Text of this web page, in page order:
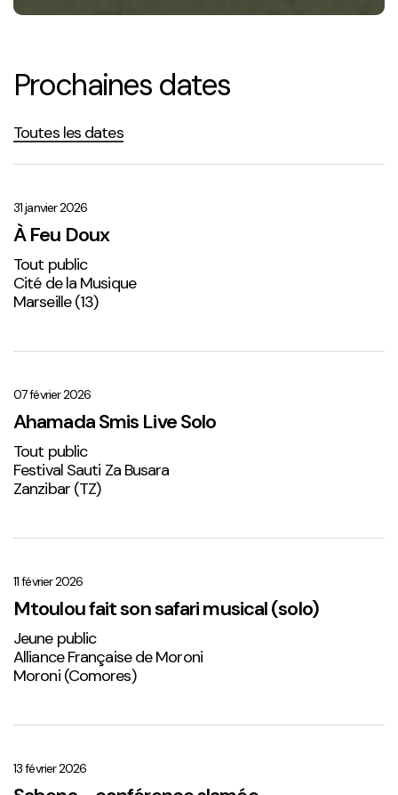
Prochaines dates
Toutes les dates
Doux
31 janvier 2026
À Feu Doux
Tout public
Cité de la Musique
Marseille (13)
Live
Solo
1
07 février 2026
Ahamada Smis Live Solo
Tout public
Festival Sauti Za Busara
Zanzibar (TZ)
son
safari
musical
(solo)
11 février 2026
Mtoulou fait son safari musical (solo)
Jeune public
Alliance Française de Moroni
Moroni (Comores)
conférence
slamée
13 février 2026